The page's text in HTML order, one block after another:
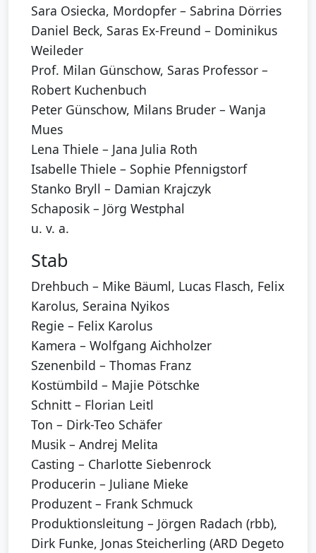
Sara Osiecka, Mordopfer – Sabrina Dörries
Daniel Beck, Saras Ex-Freund – Dominikus
Weileder
Prof. Milan Günschow, Saras Professor –
Robert Kuchenbuch
Peter Günschow, Milans Bruder – Wanja
Mues
Lena Thiele – Jana Julia Roth
Isabelle Thiele – Sophie Pfennigstorf
Stanko Bryll – Damian Krajczyk
Schaposik – Jörg Westphal
u. v. a.
Stab
Drehbuch – Mike Bäuml, Lucas Flasch, Felix
Karolus, Seraina Nyikos
Regie – Felix Karolus
Kamera – Wolfgang Aichholzer
Szenenbild – Thomas Franz
Kostümbild – Majie Pötschke
Schnitt – Florian Leitl
Ton – Dirk-Teo Schäfer
Musik – Andrej Melita
Casting – Charlotte Siebenrock
Producerin – Juliane Mieke
Produzent – Frank Schmuck
Produktionsleitung – Jörgen Radach (rbb),
Dirk Funke, Jonas Steicherling (ARD Degeto